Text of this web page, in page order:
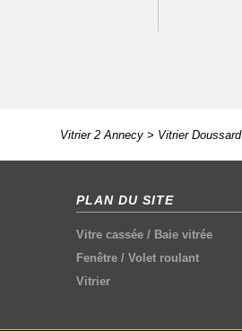
Vitrier 2 Annecy> Vitrier Doussard
PLAN DU SITE
Vitre cassée / Baie vitrée
Fenêtre /Volet roulant
Vitrier